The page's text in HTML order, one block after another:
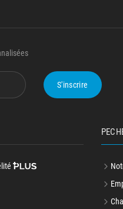
S'inscrire